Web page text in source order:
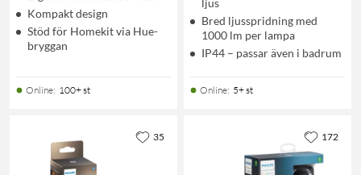
Kompakt design
Stöd för Homekit via Hue-
bryggan
Online: 100+ st
Bred ljusspridning med
1000 lm per lampa
IP44 – passar även i badrum
Online: 5+ st
35 172